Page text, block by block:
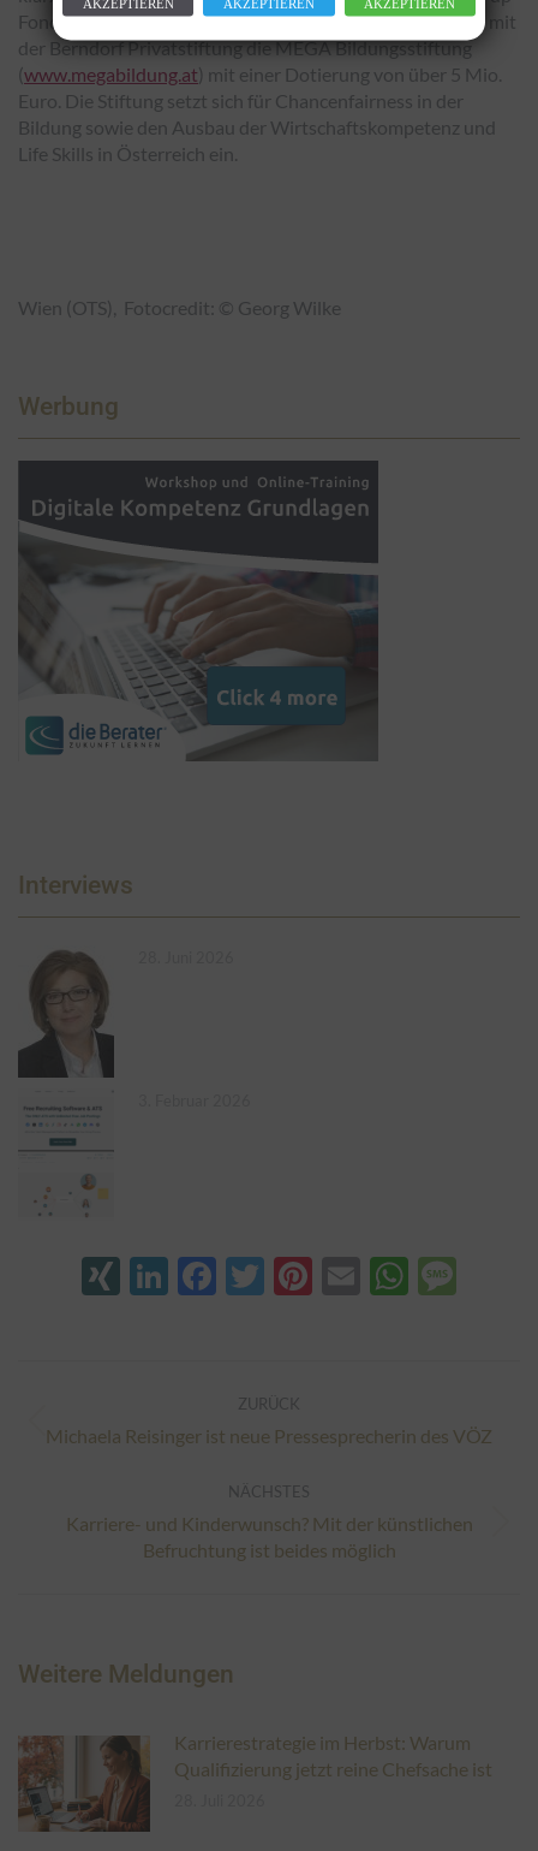
Fonds. 2019 gründete die B&C Privatstiftung gemeinsam mit
der Berndorf Privatstiftung die MEGA Bildungsstiftung
(www.megabildung.at) mit einer Dotierung von über 5 Mio.
Euro. Die Stiftung setzt sich für Chancenfairness in der
Bildung sowie den Ausbau der Wirtschaftskompetenz und
Life Skills in Österreich ein.
Wien (OTS), Fotocredit: © Georg Wilke
Werbung
Interviews
XINGLinkedIn
Facebook
Twitter
Pinterest
Email
ZURÜCK
Vorheriger
Michaela Reisinger ist neue Pressesprecherin des VÖZ
NÄCHSTES
Nächster
Beitrag:
Karriere- und Kinderwunsch? Mit der künstlichen
Befruchtung ist beides möglich
Weitere Meldungen
Karrierestrategie im Herbst: Warum
Qualifizierung jetzt reine Chefsache ist
AKZEPTIEREN
AKZEPTIEREN
AKZEPTIEREN